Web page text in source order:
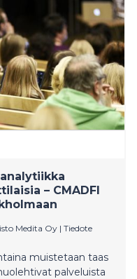
– CMADFI
Medita Oy | Tiedote
muistetaan taas
palveluista